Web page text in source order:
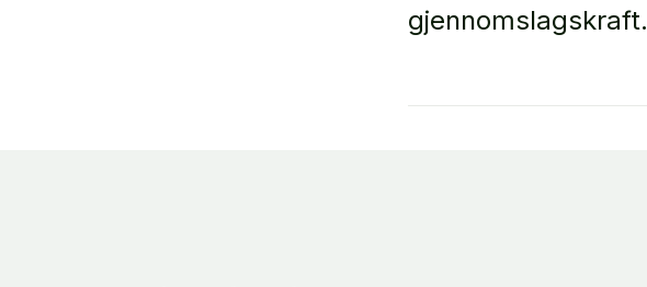
gjennomslagskraft.